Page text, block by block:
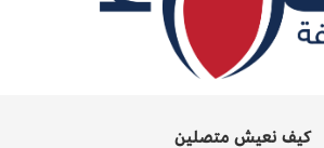
كيف نعيش متصلين